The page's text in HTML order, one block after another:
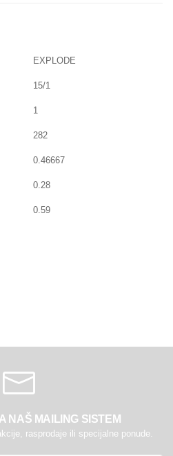
EXPLODE
15/1
1
282
0.46667
0.28
0.59
NAŠ MAILING SISTEM
rasprodaje ili specijalne ponude.